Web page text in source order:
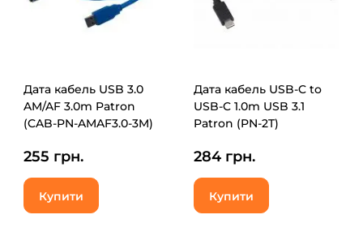
Дата кабель USB 3.0
AM/AF 3.0m Patron
(CAB-PN-AMAF3.0-3M)
255 грн.
Купити
Дата кабель USB-C to
USB-C 1.0m USB 3.1
Patron (PN-2T)
284 грн.
Купити